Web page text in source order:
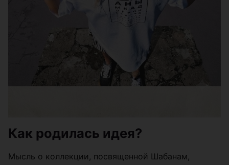
Как родилась идея?
Мысль о коллекции, посвященной Шабанам,